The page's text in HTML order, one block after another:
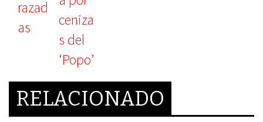
RELACIONADO